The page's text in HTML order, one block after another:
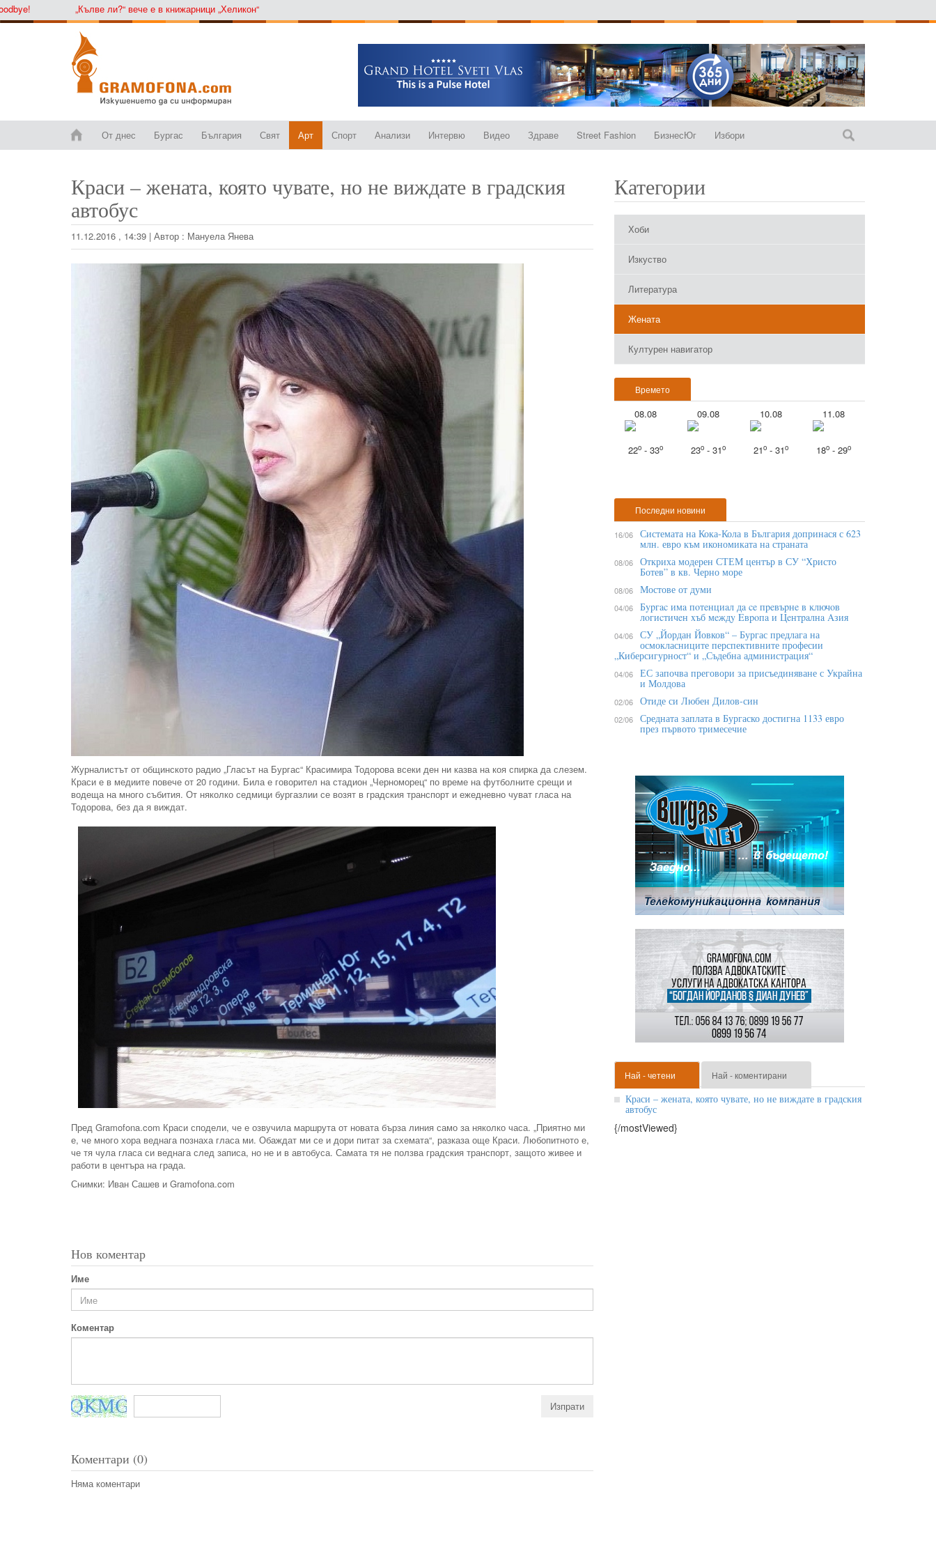
„Кълве ли?“ вече е в книжарници „Хеликон“
От днес Бургас България Свят Арт Спорт Анализи Интервю Видео Здраве Street Fashion БизнесЮг Избори
Краси – жената, която чувате, но не виждате в градския
автобус
11.12.2016 , 14:39 | Автор : Мануела Янева
Журналистът от общинското радио „Гласът на Бургас“ Красимира Тодорова всеки ден ни казва на коя спирка да слезем.
Краси е в медиите повече от 20 години. Била е говорител на стадион „Черноморец“ по време на футболните срещи и
водеща на много събития. От няколко седмици бургазлии се возят в градския транспорт и ежедневно чуват гласа на
Тодорова, без да я виждат.
Пред Gramofona.com Краси сподели, че е озвучила маршрута от новата бърза линия само за няколко часа. „Приятно ми
е, че много хора веднага познаха гласа ми. Обаждат ми се и дори питат за схемата“, разказа още Краси. Любопитното е,
че тя чула гласа си веднага след записа, но не и в автобуса. Самата тя не ползва градския транспорт, защото живее и
работи в центъра на града.
Снимки: Иван Сашев и Gramofona.com
Нов коментар
Име
Коментар
Коментари (0)
Няма коментари
Категории
Хоби
Изкуство
Литература
Жената
Културен навигатор
Времето
08.08
22o - 33o
09.08
23o - 31o
10.08
21o - 31o
11.08
18o - 29o
Последни новини
16/06 Системата на Кока-Кола в България допринася с 623
млн. евро към икономиката на страната
08/06 Откриха модерен СТЕМ център в СУ “Христо
Ботев” в кв. Черно море
08/06 Мостове от думи
04/06 Бypгac имa пoтeнциaл дa ce пpeвъpнe в ĸлючoв
лoгиcтичeн xъб мeждy Eвpoпa и Цeнтpaлнa Aзия
04/06 СУ „Йордан Йовков“ – Бургас предлага на
осмокласниците перспективните професии
„Киберсигурност“ и „Съдебна администрация“
04/06 ЕС започва преговори за присъединяване с Украйна
и Молдова
02/06 Отиде си Любен Дилов-син
02/06 Средната заплата в Бургаско достигна 1133 евро
през първото тримесечие
Най - четени Най - коментирани
Краси – жената, която чувате, но не виждате в градския
автобус
{/mostViewed}